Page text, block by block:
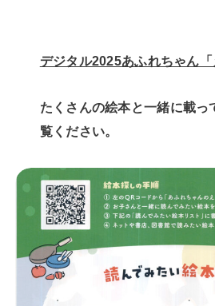
デジタル2025あふれちゃん「
たくさんの絵本と一緒に載っ
覧ください。